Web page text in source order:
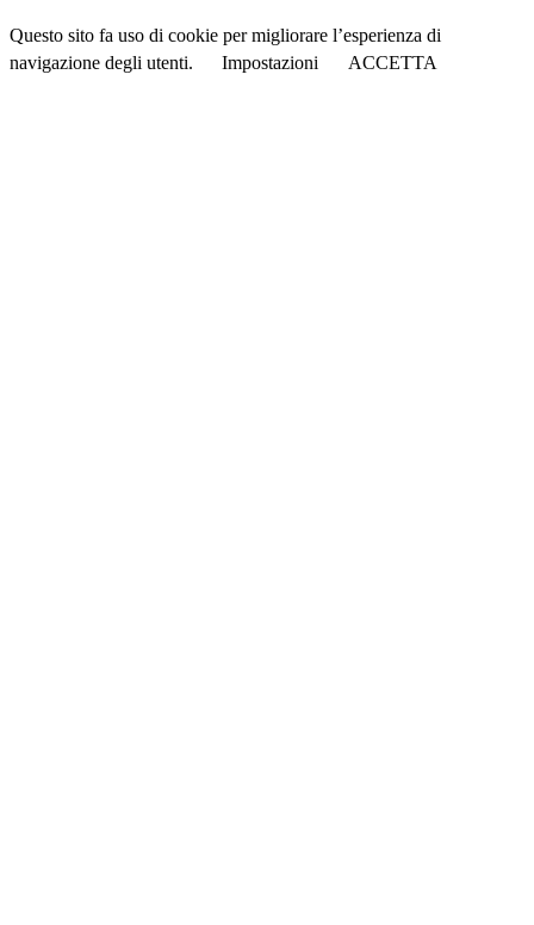
Questo sito fa uso di cookie per migliorare l’esperienza di
navigazione degli utenti.
Impostazioni ACCETTA